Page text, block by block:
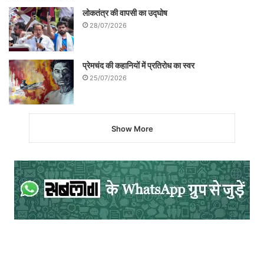
लोकतंत्र की वापसी का उद्घोष
28/07/2026
प्रेमचंद की कहानियों में प्रतिरोध का स्वर
25/07/2026
Show More